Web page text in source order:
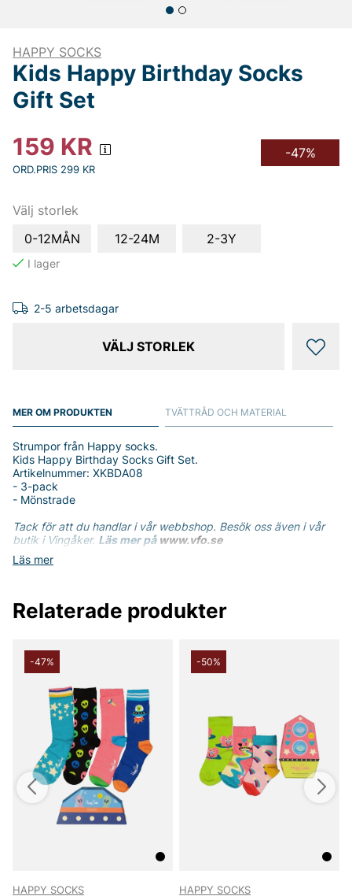
HAPPY SOCKS
Kids Happy Birthday Socks
Gift Set
159 KR
ORD.PRIS 299 KR
-47%
Välj storlek
0-12MÅN
12-24M 2-3Y
2-5 arbetsdagar
VÄLJ STORLEK
MER OM PRODUKTEN
Läs mer
Strumpor från Happy socks.
Kids Happy Birthday Socks Gift Set.
Artikelnummer: XKBDA08
- 3-pack
- Mönstrade
Tack för att du handlar i vår webbshop. Besök oss även i vår
butik i Vingåker. Läs mer på www.vfo.se
TVÄTTRÅD OCH MATERIAL
Relaterade produkter
-47%
HAPPY SOCKS
-50%
HAPPY SOCKS